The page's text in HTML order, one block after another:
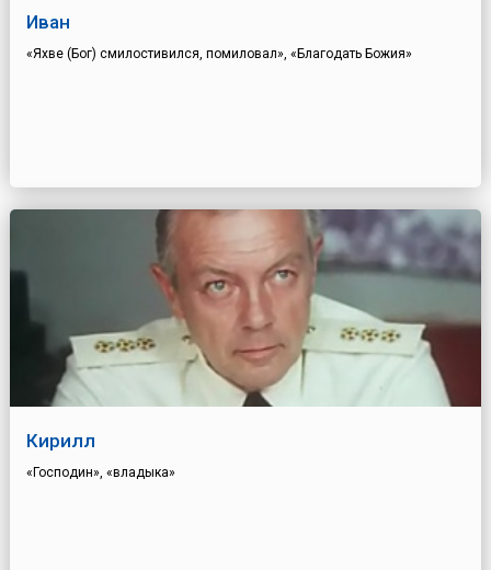
Иван
«Яхве (Бог) смилостивился, помиловал», «Благодать Божия»
Кирилл
«Господин», «владыка»